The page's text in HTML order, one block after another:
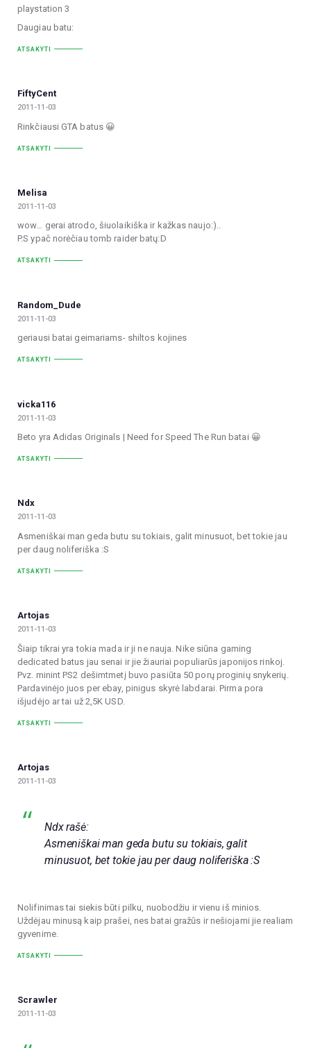
playstation 3
Daugiau batu:
ATSAKYTI
FiftyCent
2011-11-03
Rinkčiausi GTA batus 😀
ATSAKYTI
Melisa
2011-11-03
wow… gerai atrodo, šiuolaikiška ir kažkas naujo:)..
P.S ypač norėčiau tomb raider batų:D
ATSAKYTI
Random_Dude
2011-11-03
geriausi batai geimariams- shiltos kojines
ATSAKYTI
vicka116
2011-11-03
Beto yra Adidas Originals | Need for Speed The Run batai 😀
ATSAKYTI
Ndx
2011-11-03
Asmeniškai man geda butu su tokiais, galit minusuot, bet tokie jau
per daug noliferiška :S
ATSAKYTI
Artojas
2011-11-03
Šiaip tikrai yra tokia mada ir ji ne nauja. Nike siūna gaming
dedicated batus jau senai ir jie žiauriai populiarūs japonijos rinkoj.
Pvz. minint PS2 dešimtmetį buvo pasiūta 50 porų proginių snykerių.
Pardavinėjo juos per ebay, pinigus skyrė labdarai. Pirma pora
išjudėjo ar tai už 2,5K USD.
ATSAKYTI
Artojas
2011-11-03
Ndx rašė:
Asmeniškai man geda butu su tokiais, galit
minusuot, bet tokie jau per daug noliferiška :S
Nolifinimas tai siekis būti pilku, nuobodžiu ir vienu iš minios.
Uždėjau minusą kaip prašei, nes batai gražūs ir nešiojami jie realiam
gyvenime.
ATSAKYTI
Scrawler
2011-11-03